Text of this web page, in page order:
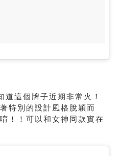
道這個牌子近期非常火！
特別的設計風格脫穎而
！！可以和女神同款實在